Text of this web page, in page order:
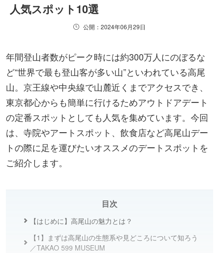
人気スポット10選
公開：2024年06月29日
年間登山者数がピーク時には約300万人にのぼるな
ど“世界で最も登山客が多い山”といわれている高尾
山。京王線や中央線で山麓近くまでアクセスでき、
東京都心からも簡単に行けるためアウトドアデート
の定番スポットとしても人気を集めています。今回
は、寺院やアートスポット、飲食店など高尾山デー
トの際に足を運びたいオススメのデートスポットを
ご紹介します。
目次
【はじめに】高尾山の魅力とは？
【1】まずは高尾山の生態系や見どころについて知ろう
／TAKAO 599 MUSEUM